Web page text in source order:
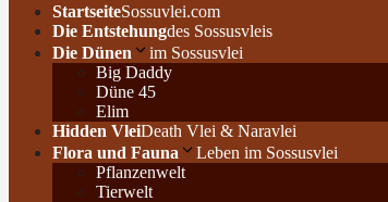
StartseiteSossuvlei.com
Die Entstehungdes Sossusvleis
Die Dünen
im Sossusvlei
Big Daddy
Düne 45
Elim
Hidden VleiDeath Vlei & Naravlei
Flora und Fauna
Leben im Sossusvlei
Pflanzenwelt
Tierwelt